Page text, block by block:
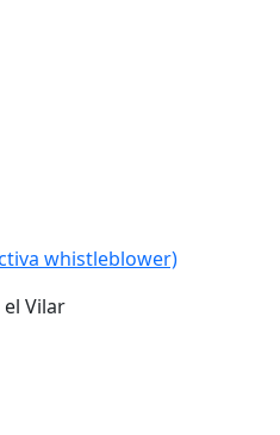
whistleblower)
Vilar